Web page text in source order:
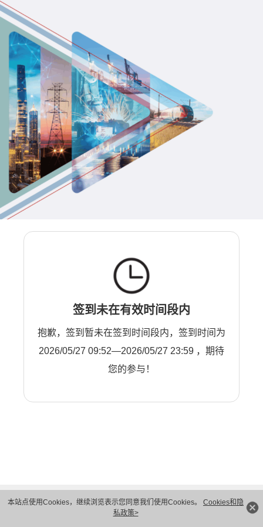
本站点使用Cookies，继续浏览表示您同意我们使用Cookies。 Cookies和隐
私政策>
签到未在有效时间段内
抱歉，签到暂未在签到时间段内，签到时间为
2026/05/27 09:52—2026/05/27 23:59 ，期待
您的参与！